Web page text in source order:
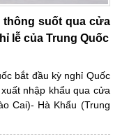
thông suốt qua cửa
lễ của Trung Quốc
bắt đầu kỳ nghỉ Quốc
nhập khẩu qua cửa
Cai)- Hà Khẩu (Trung